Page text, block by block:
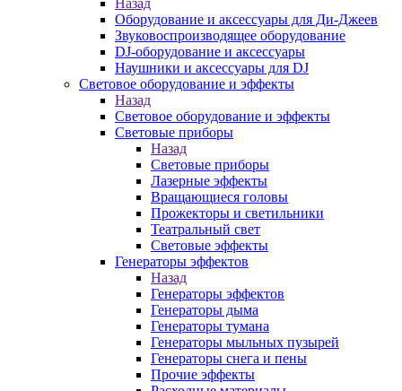
Назад
Оборудование и аксессуары для Ди-Джеев
Звуковоспроизводящее оборудование
DJ-оборудование и аксессуары
Наушники и аксессуары для DJ
Световое оборудование и эффекты
Назад
Световое оборудование и эффекты
Световые приборы
Назад
Световые приборы
Лазерные эффекты
Вращающиеся головы
Прожекторы и светильники
Театральный свет
Световые эффекты
Генераторы эффектов
Назад
Генераторы эффектов
Генераторы дыма
Генераторы тумана
Генераторы мыльных пузырей
Генераторы снега и пены
Прочие эффекты